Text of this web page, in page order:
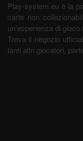
Play-system.eu è la
carte non
un'esperienza di gioco
Trova il negozio
tanti altri giocatori,